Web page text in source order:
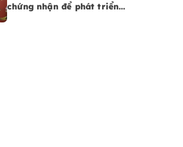
chứng nhận để phát triển